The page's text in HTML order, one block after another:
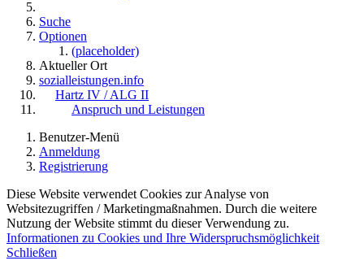
Suche
Optionen
(placeholder)
Aktueller Ort
sozialleistungen.info
Hartz IV / ALG II
Anspruch und Leistungen
Benutzer-Menü
Anmeldung
Registrierung
Diese Website verwendet Cookies zur Analyse von
Websitezugriffen / Marketingmaßnahmen. Durch die weitere
Nutzung der Website stimmt du dieser Verwendung zu.
Informationen zu Cookies und Ihre Widerspruchsmöglichkeit
Schließen